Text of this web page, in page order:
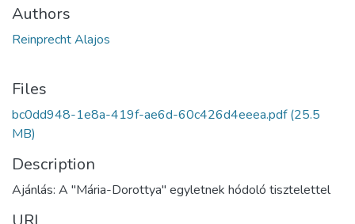
Authors
Reinprecht Alajos
Files
bc0dd948-1e8a-419f-ae6d-60c426d4eeea.pdf(25.5
MB)
Description
Ajánlás: A "Mária-Dorottya" egyletnek hódoló tisztelettel